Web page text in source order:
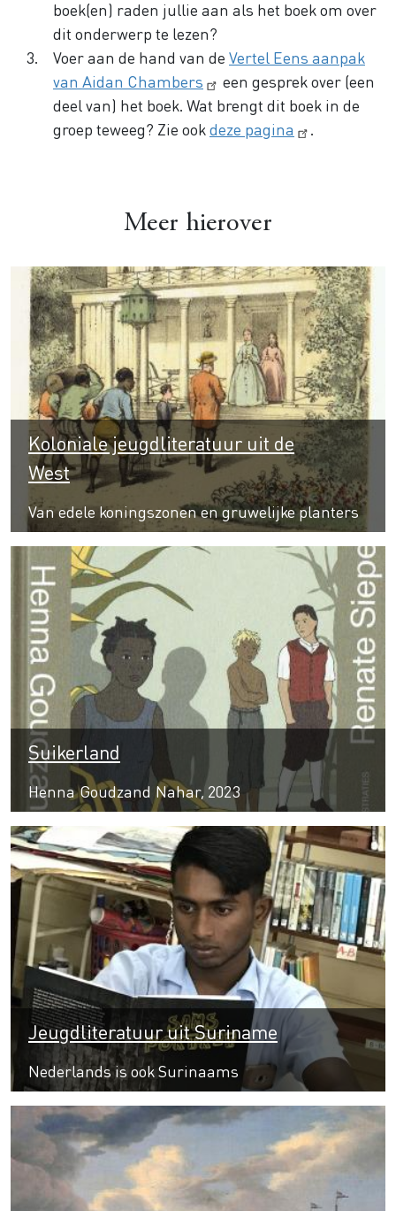
boek(en) raden jullie aan als het boek om over
dit onderwerp te lezen?
Voer aan de hand van de Vertel Eens aanpak
van Aidan Chambers
een gesprek over (een
deel van) het boek. Wat brengt dit boek in de
groep teweeg? Zie ookdeze pagina .
Meer hierover
Koloniale jeugdliteratuur uit de
West
Van edele koningszonen en gruwelijke planters
Suikerland
Henna Goudzand Nahar, 2023
Jeugdliteratuur uit Suriname
Nederlands is ook Surinaams